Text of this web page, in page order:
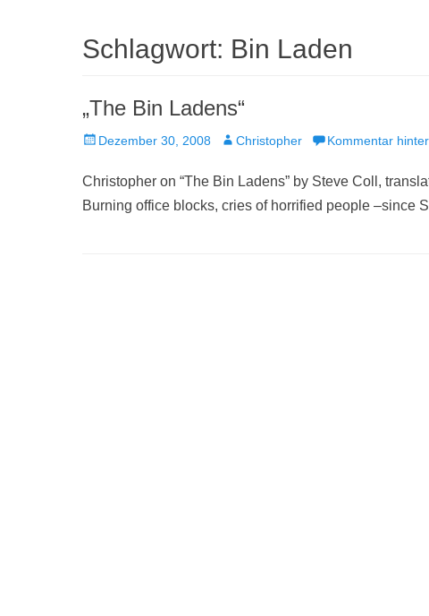
Schlagwort: Bin Laden
„The Bin Ladens“
Veröffentlicht
Dezember 30, 2008 AutorChristopher Kommentar
Christopher on “The Bin Ladens” by Steve Coll,
Burning office blocks, cries of horrified people –since